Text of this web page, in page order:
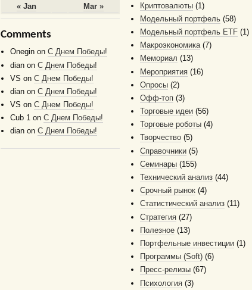
« Jan Mar »
Comments
Onegin on C Днем Победы!
dian on C Днем Победы!
VS on C Днем Победы!
dian on C Днем Победы!
VS on C Днем Победы!
Cub 1 on C Днем Победы!
dian on C Днем Победы!
Криптовалюты (1)
Модельный портфель (58)
Модельный портфель ETF (1)
Макроэкономика(7)
Мемориал (13)
Мероприятия (16)
Опросы (2)
Офф-топ (3)
Торговые идеи (56)
Торговые роботы (4)
Творчество (5)
Справочники (5)
Семинары (155)
Технический анализ (44)
Срочный рынок (4)
Статистический анализ (11)
Стратегия (27)
Полезное (13)
Портфельные инвестиции (1)
Программы (Soft) (6)
Пресс-релизы (67)
Психология (3)